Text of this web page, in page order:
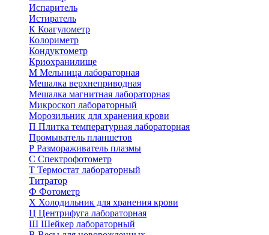
Испаритель
Истиратель
К Коагулометр
Колориметр
Кондуктометр
Криохранилище
М Мельница лабораторная
Мешалка верхнеприводная
Мешалка магнитная лабораторная
Микроскоп лабораторный
Морозильник для хранения крови
П Плитка температурная лабораторная
Промыватель планшетов
Р Размораживатель плазмы
С Спектрофотометр
Т Термостат лабораторный
Титратор
Ф Фотометр
Х Холодильник для хранения крови
Ц Центрифуга лабораторная
Ш Шейкер лабораторный